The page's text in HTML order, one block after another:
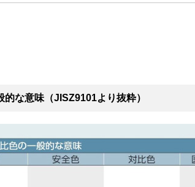
な意味（JISZ9101より抜粋）